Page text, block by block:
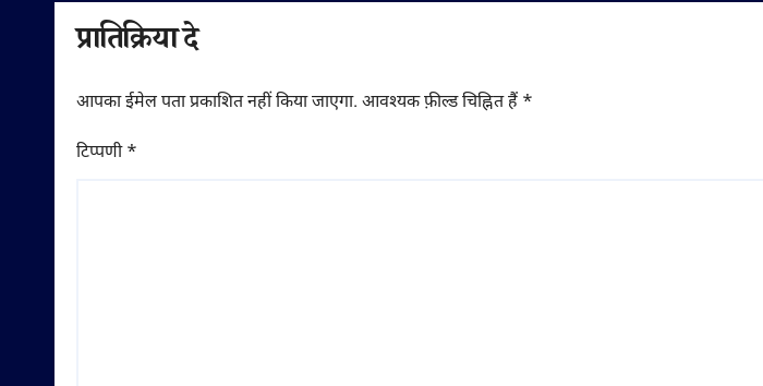
प्रातिक्रिया दे
आपका ईमेल पता प्रकाशित नहीं किया जाएगा. आवश्यक फ़ील्ड चिह्नित हैं *
टिप्पणी*